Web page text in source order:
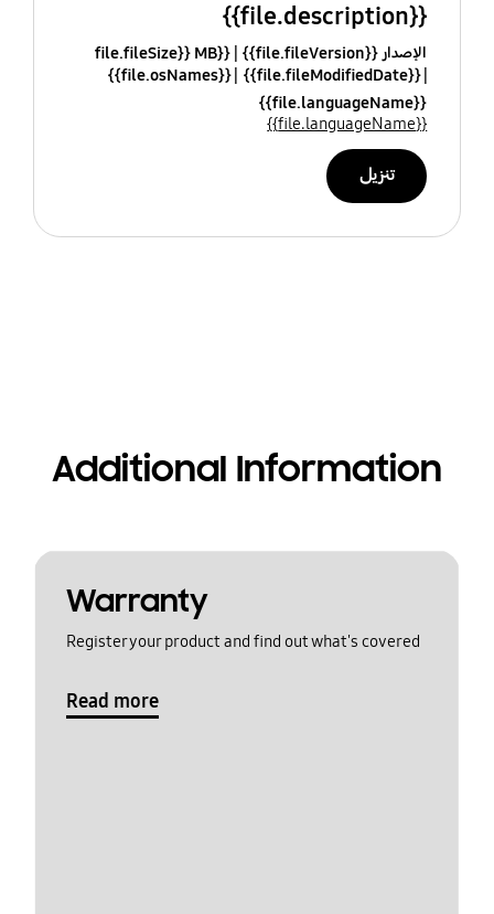
{{file.description}}
الإصدار {{file.fileVersion}}
{{file.fileSize}} MB
{{file.fileModifiedDate}}
{{file.osNames}}
{{file.languageName}}
{{file.languageName}}
تنزيل
Additional Information
Warranty
Register your product and find out what's covered
Read more